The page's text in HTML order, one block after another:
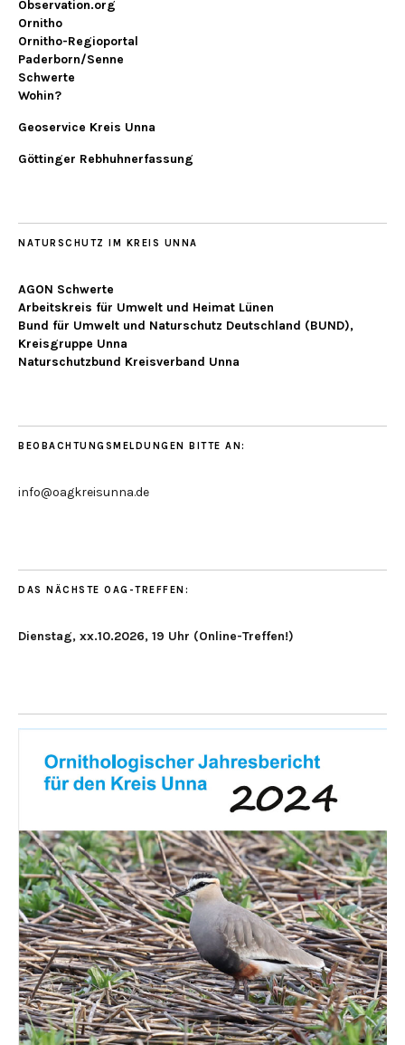
Observation.org
Ornitho
Ornitho-Regioportal
Paderborn/Senne
Schwerte
Wohin?
Geoservice Kreis Unna
Göttinger Rebhuhnerfassung
NATURSCHUTZ IM KREIS UNNA
AGON Schwerte
Arbeitskreis für Umwelt und Heimat Lünen
Bund für Umwelt und Naturschutz Deutschland (BUND),
Kreisgruppe Unna
Naturschutzbund Kreisverband Unna
BEOBACHTUNGSMELDUNGEN BITTE AN:
info@oagkreisunna.de
DAS NÄCHSTE OAG-TREFFEN:
Dienstag, xx.10.2026, 19 Uhr (Online-Treffen!)